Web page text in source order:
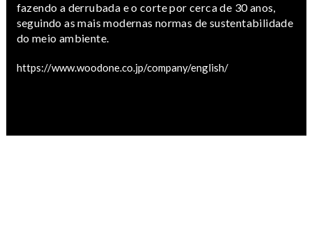
fazendo a derrubada e o corte por cerca de 30 anos,
seguindo as mais modernas normas de sustentabilidade
do meio ambiente.
https://www.woodone.co.jp/company/english/